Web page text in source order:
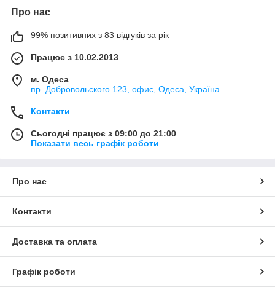
Про нас
99% позитивних з 83 відгуків за рік
Працює з 10.02.2013
м. Одеса
пр. Добровольского 123, офис, Одеса, Україна
Контакти
Сьогодні працює з 09:00 до 21:00
Показати весь графік роботи
Про нас
Контакти
Доставка та оплата
Графік роботи